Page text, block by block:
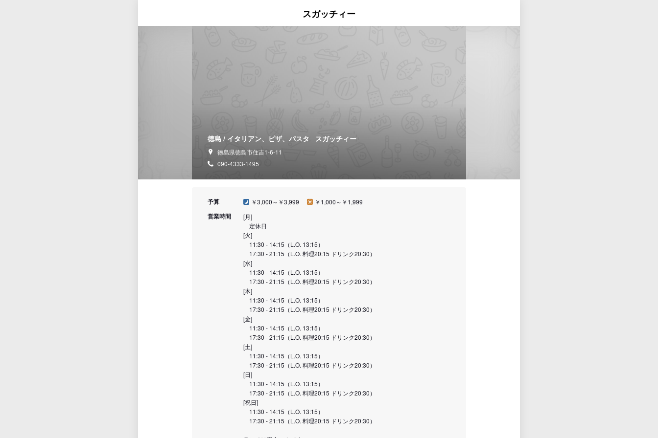
スガッチィー
徳島 / イタリアン、ピザ、パスタ スガッチィー
徳島県徳島市住吉1-6-11
090-4333-1495
予算 ￥3,000～￥3,999 ￥1,000～￥1,999
営業時間
[月]
定休日
[火]
11:30 - 14:15（L.O. 13:15）
17:30 - 21:15（L.O. 料理20:15 ドリンク20:30）
[水]
11:30 - 14:15（L.O. 13:15）
17:30 - 21:15（L.O. 料理20:15 ドリンク20:30）
[木]
11:30 - 14:15（L.O. 13:15）
17:30 - 21:15（L.O. 料理20:15 ドリンク20:30）
[金]
11:30 - 14:15（L.O. 13:15）
17:30 - 21:15（L.O. 料理20:15 ドリンク20:30）
[土]
11:30 - 14:15（L.O. 13:15）
17:30 - 21:15（L.O. 料理20:15 ドリンク20:30）
[日]
11:30 - 14:15（L.O. 13:15）
17:30 - 21:15（L.O. 料理20:15 ドリンク20:30）
[祝日]
11:30 - 14:15（L.O. 13:15）
17:30 - 21:15（L.O. 料理20:15 ドリンク20:30）